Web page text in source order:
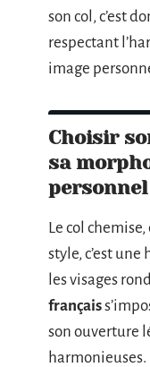
son col, c’est
respectant
image
Choisir
sa
personnel
Le col chemise,
style, c’est
les visages
français
son ouverture
harmonieuses.